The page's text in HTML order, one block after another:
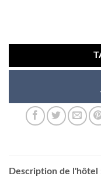
Description de l'hôtel